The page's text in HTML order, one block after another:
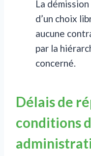
La
d’un choix
aucune
par la
concerné.
Délais de
conditions